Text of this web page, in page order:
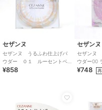
セザンヌ
セザンヌ うるふわ仕上げパ
ウダー ０１ ルーセントベ
ージュ
¥858
セザンヌ
セザンヌ
ウダー00
¥748